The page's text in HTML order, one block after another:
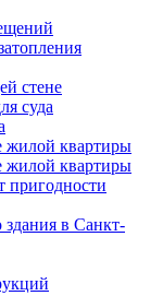
стене
суда
жилой квартиры
жилой квартиры
пригодности
здания в Санкт-